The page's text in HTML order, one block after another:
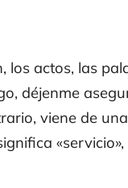
los actos, las
déjenme
viene de